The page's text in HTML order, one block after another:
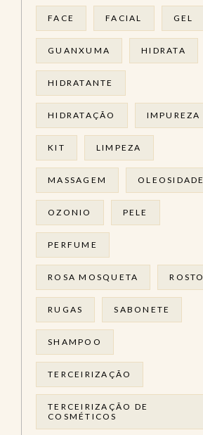
FACE FACIAL GEL
GUANXUMA HIDRATA
HIDRATANTE
HIDRATAÇÃO IMPUREZA
KIT LIMPEZA
MASSAGEM OLEOSIDADE
OZONIO PELE
PERFUME
ROSA MOSQUETA ROSTO
RUGAS SABONETE
SHAMPOO
TERCEIRIZAÇÃO
TERCEIRIZAÇÃO DE
COSMÉTICOS